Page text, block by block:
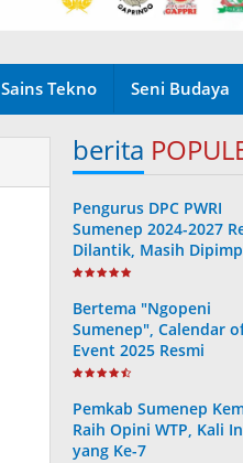
Sains Tekno Seni Budaya
berita
Pengurus DPC PWRI
Sumenep 2024-2027
Dilantik, Masih
Rusydiyono
Bertema "Ngopeni
Sumenep", Calendar
Event 2025 Resmi
Diluncurkan
Pemkab Sumenep
Raih Opini WTP, Kali
yang Ke-7